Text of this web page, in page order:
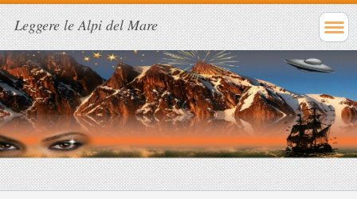
Leggere le Alpi del Mare